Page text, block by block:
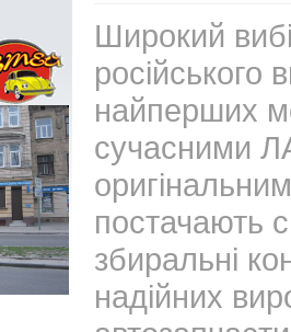
Широкий
найперших
сучасними
постачають
збиральні
надійних